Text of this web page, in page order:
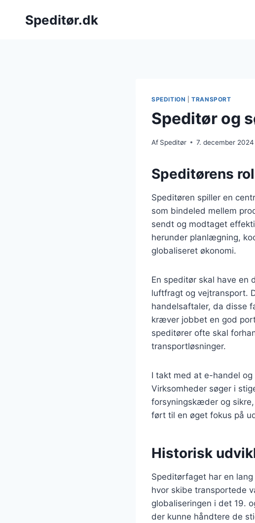
Speditør.dk
SPEDITION |TRANSPORT
Speditør og
Af Speditør 7. december 2024
Speditørens
Speditøren spiller en
som bindeled mellem
sendt og modtaget
herunder planlægning,
globaliseret økonomi.
En speditør skal have en
luftfragt og vejtransport.
handelsaftaler, da disse
kræver jobbet en god
speditører ofte skal
transportløsninger.
I takt med at e-handel
Virksomheder søger i
forsyningskæder og
ført til en øget fokus på
Historisk
Speditørfaget har en
hvor skibe transportede
globaliseringen i det 19.
der kunne håndtere de